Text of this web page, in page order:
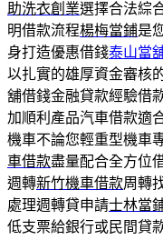
助洗衣創業選擇合法綜
明借款流程楊梅當鋪是
身打造優惠借錢泰山當
以扎實的雄厚資金審核
舖借錢金融貸款經驗借
加順利產品汽車借款適
機車不論您輕重型機車
車借款盡量配合全方位
週轉新竹機車借款周轉
處理週轉貸申請士林當
低支票給銀行或民間貸